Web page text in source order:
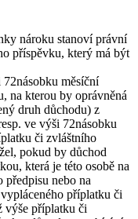
nároku stanoví právní
příspěvku, který má být
72násobku měsíční
na kterou by oprávněná
druh důchodu) z
ve výši 72násobku
či zvláštního
pokud by důchod
která je této osobě na
nebo na
příplatku či
výše příplatku či